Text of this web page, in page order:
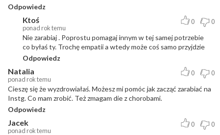
Odpowiedz
Ktoś
ponad rok temu
0 0
Nie zarabiaj . Poprostu pomagaj innym w tej samej potrzebie
co byłaś ty. Trochę empatii a wtedy może coś samo przyjdzie
Odpowiedz
Natalia
ponad rok temu
0 0
Cieszę się że wyzdrowiałaś. Możesz mi pomóc jak zacząć zarabiać na
Instg. Co mam zrobić. Też zmagam die z chorobami.
Odpowiedz
Jacek
ponad rok temu
0 0